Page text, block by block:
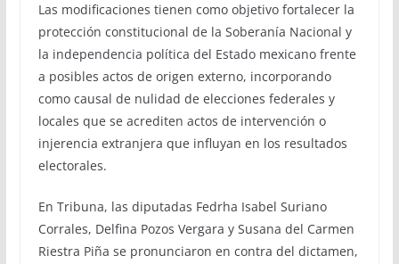
Las modificaciones tienen como objetivo fortalecer la
protección constitucional de la Soberanía Nacional y
la independencia política del Estado mexicano frente
a posibles actos de origen externo, incorporando
como causal de nulidad de elecciones federales y
locales que se acrediten actos de intervención o
injerencia extranjera que influyan en los resultados
electorales.
En Tribuna, las diputadas Fedrha Isabel Suriano
Corrales, Delfina Pozos Vergara y Susana del Carmen
Riestra Piña se pronunciaron en contra del dictamen,